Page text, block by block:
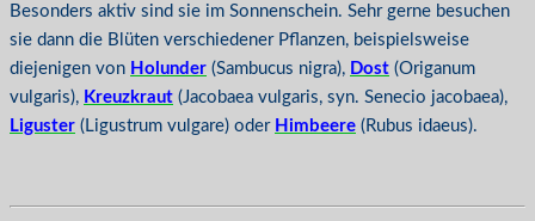
Besonders aktiv sind sie im Sonnenschein. Sehr gerne besuchen
sie dann die Blüten verschiedener Pflanzen, beispielsweise
diejenigen von Holunder (Sambucus nigra), Dost (Origanum
vulgaris), Kreuzkraut (Jacobaea vulgaris, syn. Senecio jacobaea),
Liguster (Ligustrum vulgare) oder Himbeere (Rubus idaeus).